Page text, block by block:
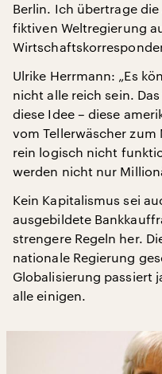
Berlin. Ich übertrage
fiktiven Weltregierung
Ulrike Herrmann: „Es
nicht alle reich sein.
diese Idee – diese
vom Tellerwäscher
rein logisch nicht
werden nicht nur
Kein Kapitalismus sei
ausgebildete
strengere Regeln her.
nationale Regierung
Globalisierung passiert
alle einigen.